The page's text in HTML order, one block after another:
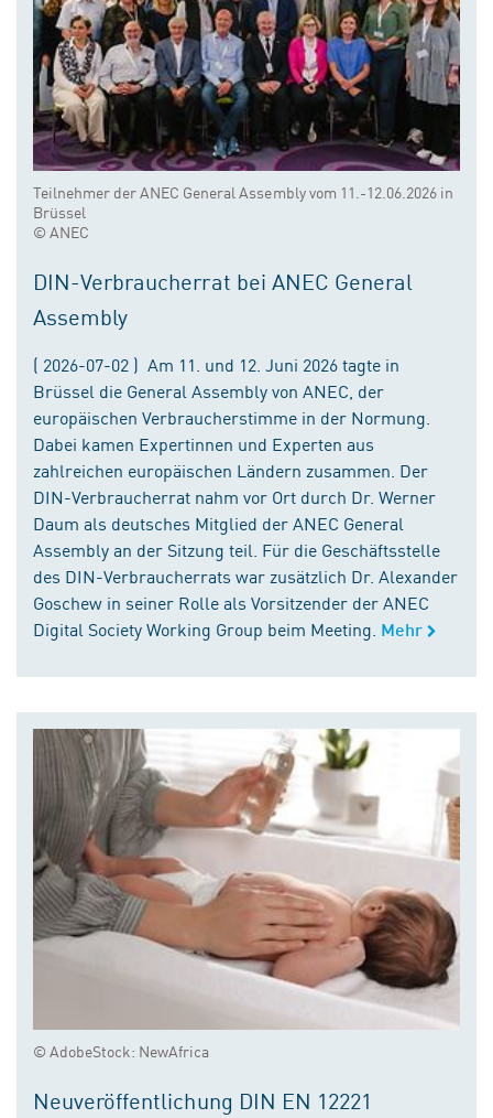
Teilnehmer der ANEC General Assembly vom 11.-12.06.2026 in
Brüssel
© ANEC
DIN-Verbraucherrat bei ANEC General
Assembly
( 2026-07-02 ) Am 11. und 12. Juni 2026 tagte in
Brüssel die General Assembly von ANEC, der
europäischen Verbraucherstimme in der Normung.
Dabei kamen Expertinnen und Experten aus
zahlreichen europäischen Ländern zusammen. Der
DIN-Verbraucherrat nahm vor Ort durch Dr. Werner
Daum als deutsches Mitglied der ANEC General
Assembly an der Sitzung teil. Für die Geschäftsstelle
des DIN-Verbraucherrats war zusätzlich Dr. Alexander
Goschew in seiner Rolle als Vorsitzender der ANEC
Digital Society Working Group beim Meeting. Mehr
© AdobeStock: NewAfrica
Neuveröffentlichung DIN EN 12221